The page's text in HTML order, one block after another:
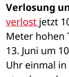
Verlosung
verlost jetzt
Meter hohen
13. Juni um
Uhr einmal in